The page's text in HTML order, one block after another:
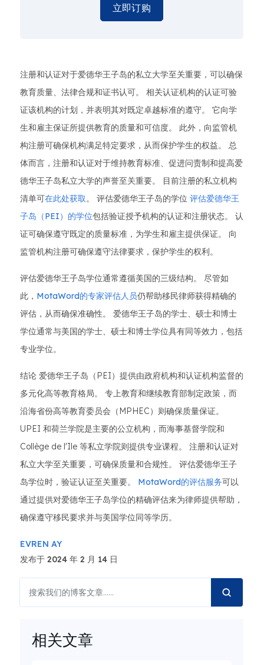
立即订购
注册和认证对于爱德华王子岛的私立大学至关重要，可以确保
教育质量、法律合规和证书认可。 相关认证机构的认证可验
证该机构的计划，并表明其对既定卓越标准的遵守。 它向学
生和雇主保证所提供教育的质量和可信度。 此外，向监管机
构注册可确保机构满足特定要求，从而保护学生的权益。 总
体而言，注册和认证对于维持教育标准、促进问责制和提高爱
德华王子岛私立大学的声誉至关重要。 目前注册的私立机构
清单可在此处获取。 评估爱德华王子岛的学位 评估爱德华王
子岛（PEI）的学位包括验证授予机构的认证和注册状态。 认
证可确保遵守既定的质量标准，为学生和雇主提供保证。 向
监管机构注册可确保遵守法律要求，保护学生的权利。
评估爱德华王子岛学位通常遵循美国的三级结构。 尽管如
此， MotaWord的专家评估人员仍帮助移民律师获得精确的
评估，从而确保准确性。 爱德华王子岛的学士、硕士和博士
学位通常与美国的学士、硕士和博士学位具有同等效力，包括
专业学位。
结论 爱德华王子岛（PEI）提供由政府机构和认证机构监督的
多元化高等教育格局。 专上教育和继续教育部制定政策，而
沿海省份高等教育委员会（MPHEC）则确保质量保证。
UPEI 和荷兰学院是主要的公立机构，而海事基督学院和
Collège de l'Ile 等私立学院则提供专业课程。 注册和认证对
私立大学至关重要，可确保质量和合规性。 评估爱德华王子
岛学位时，验证认证至关重要。 MotaWord的评估服务可以
通过提供对爱德华王子岛学位的精确评估来为律师提供帮助，
确保遵守移民要求并与美国学位同等学历。
EVREN AY
发布于 2024 年 2 月 14 日
相关文章